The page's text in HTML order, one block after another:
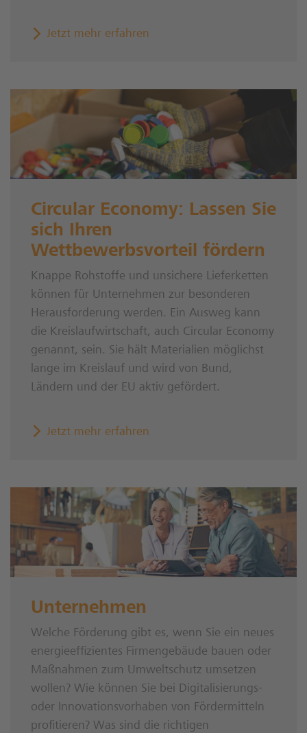
Jetzt mehr erfahren
Circular Economy: Lassen Sie
sich Ihren
Wettbewerbsvorteil fördern
Knappe Rohstoffe und unsichere Lieferketten
können für Unternehmen zur besonderen
Herausforderung werden. Ein Ausweg kann
die Kreislaufwirtschaft, auch Circular Economy
genannt, sein. Sie hält Materialien möglichst
lange im Kreislauf und wird von Bund,
Ländern und der EU aktiv gefördert.
Jetzt mehr erfahren
Unternehmen
Welche Förderung gibt es, wenn Sie ein neues
energieeffizientes Firmengebäude bauen oder
Maßnahmen zum Umweltschutz umsetzen
wollen? Wie können Sie bei Digitalisierungs-
oder Innovationsvorhaben von Fördermitteln
profitieren? Was sind die richtigen